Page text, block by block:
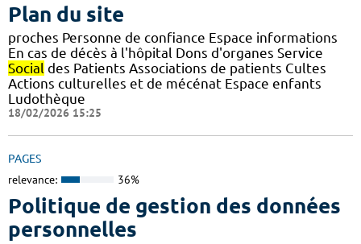
Plan du site
proches Personne de confiance Espace informations
En cas de décès à l'hôpital Dons d'organes Service
Social des Patients Associations de patients Cultes
Actions culturelles et de mécénat Espace enfants
Ludothèque
18/02/2026 15:25
PAGES
relevance: 36%
Politique de gestion des données
personnelles